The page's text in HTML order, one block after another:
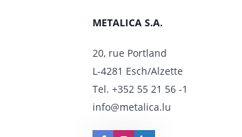
METALICA S.A.
20, rue Portland
L-4281 Esch/Alzette
Tel. +352 55 21 56 -1
info@metalica.lu